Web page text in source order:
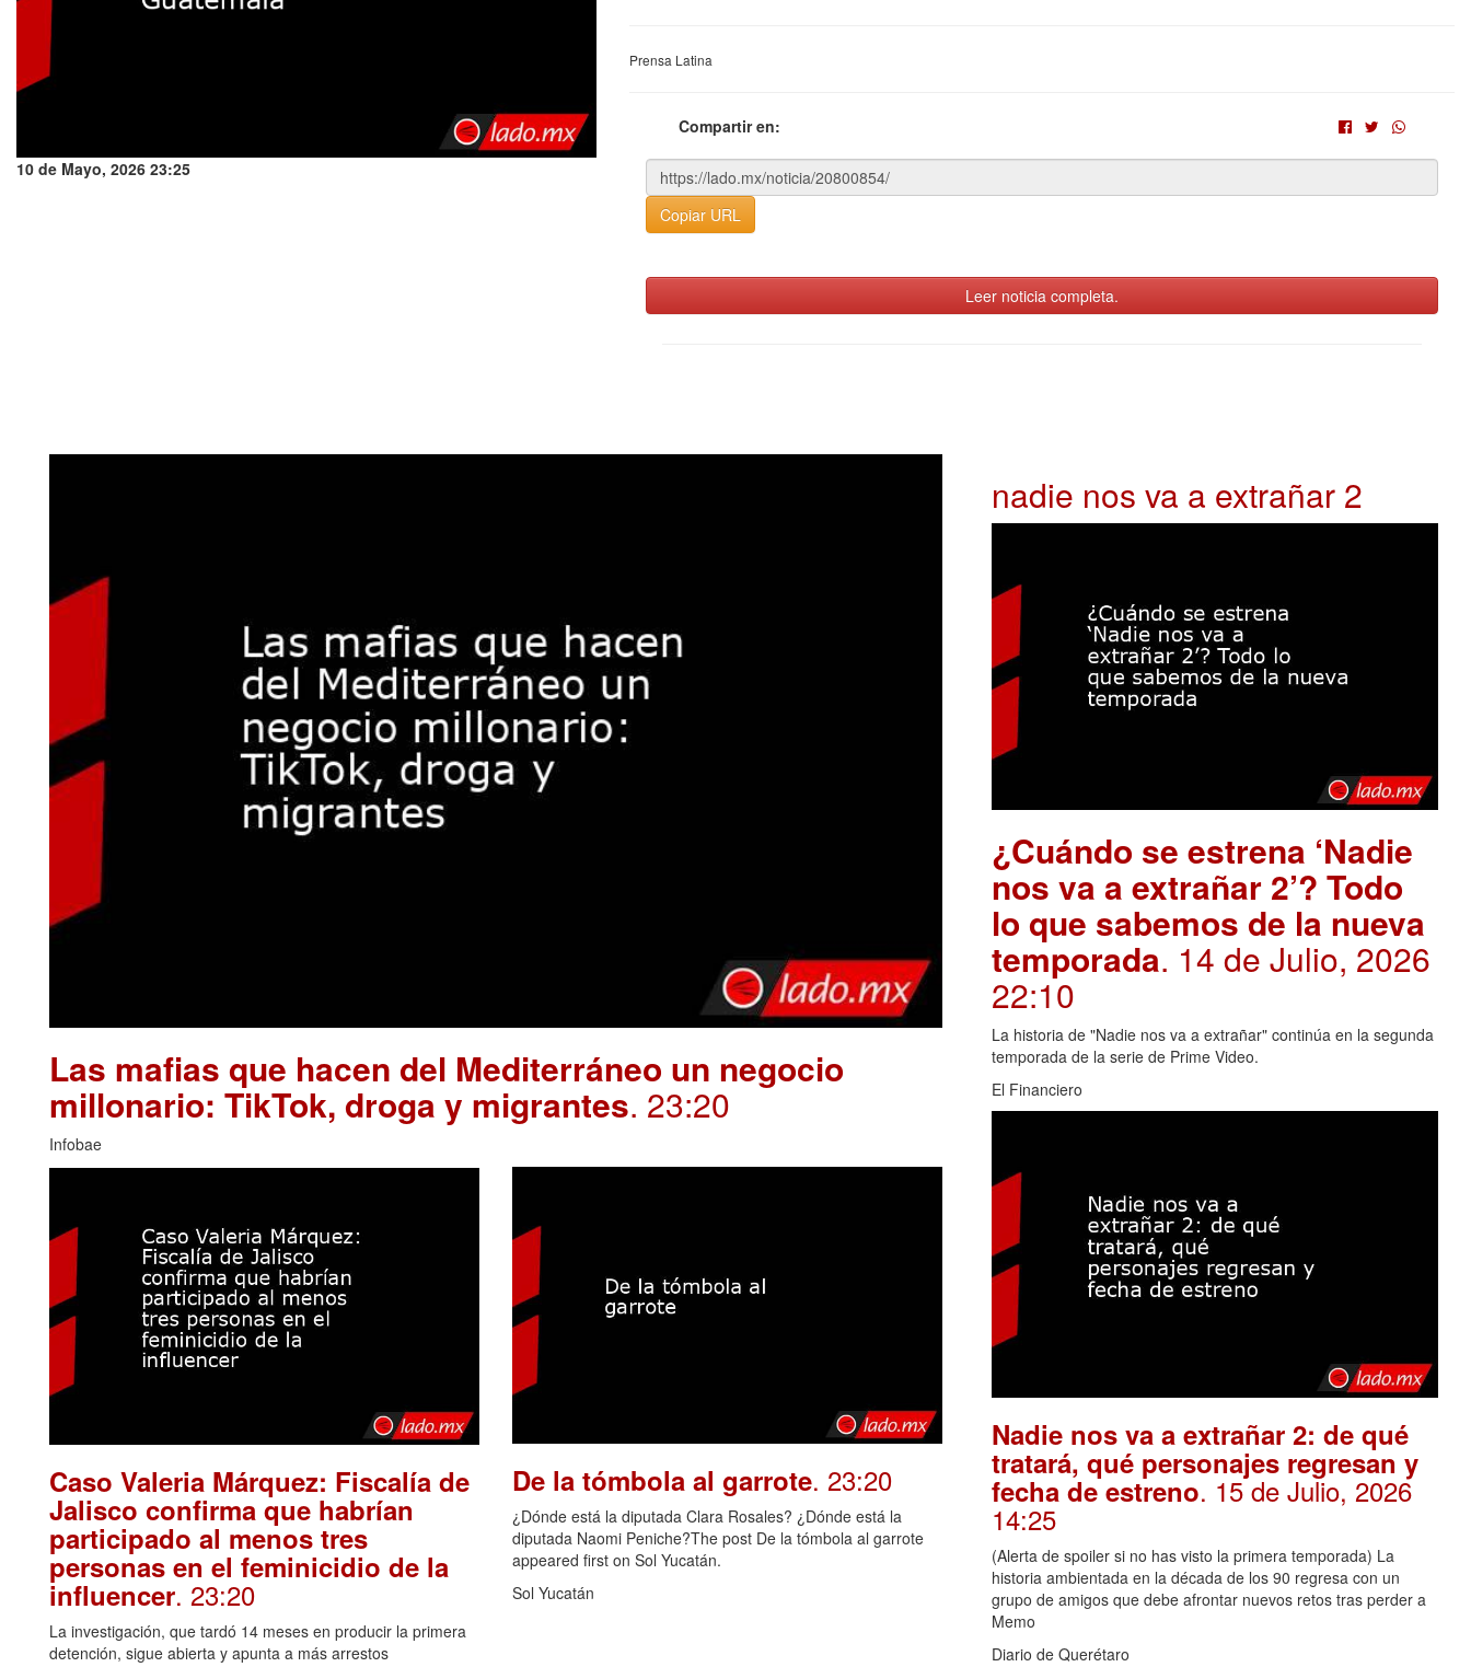
10 de Mayo, 2026 23:25
Prensa Latina
Compartir en:
Copiar URL
Leer noticia completa.
Las mafias que hacen del Mediterráneo un negocio
millonario: TikTok, droga y migrantes. 23:20
Infobae
Caso Valeria Márquez: Fiscalía de
Jalisco confirma que habrían
participado al menos tres
personas en el feminicidio de la
influencer. 23:20
La investigación, que tardó 14 meses en producir la primera
detención, sigue abierta y apunta a más arrestos
De la tómbola al garrote. 23:20
¿Dónde está la diputada Clara Rosales? ¿Dónde está la
diputada Naomi Peniche?The post De la tómbola al garrote
appeared first on Sol Yucatán.
Sol Yucatán
nadie nos va a extrañar 2
¿Cuándo se estrena ‘Nadie
nos va a extrañar 2’? Todo
lo que sabemos de la nueva
temporada. 14 de Julio, 2026
22:10
La historia de "Nadie nos va a extrañar" continúa en la segunda
temporada de la serie de Prime Video.
El Financiero
Nadie nos va a extrañar 2: de qué
tratará, qué personajes regresan y
fecha de estreno. 15 de Julio, 2026
14:25
(Alerta de spoiler si no has visto la primera temporada) La
historia ambientada en la década de los 90 regresa con un
grupo de amigos que debe afrontar nuevos retos tras perder a
Memo
Diario de Querétaro